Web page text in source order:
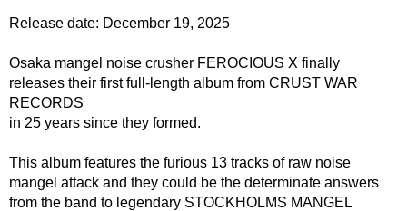
Release date: December 19, 2025
Osaka mangel noise crusher FEROCIOUS X finally
releases their first full-length album from CRUST WAR
RECORDS
in 25 years since they formed.
This album features the furious 13 tracks of raw noise
mangel attack and they could be the determinate answers
from the band to legendary STOCKHOLMS MANGEL